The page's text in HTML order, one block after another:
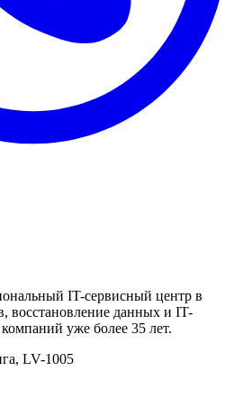
IT-сервисный центр в
восстановление данных и IT-
уже более 35 лет.
LV-1005